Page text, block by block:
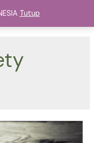
Tutup